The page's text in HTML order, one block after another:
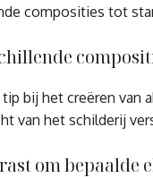
composities tot
tip bij het creëren
van het schilderij
om bepaalde